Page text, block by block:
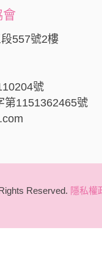
557號2樓
號
第1151362465號
Reserved. 隱私權